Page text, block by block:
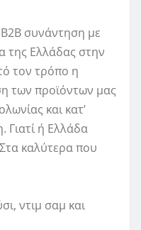
συνάντηση με
της Ελλάδας στην
τον τρόπο η
των προϊόντων μας
και κατ’
Γιατί ή Ελλάδα
καλύτερα που